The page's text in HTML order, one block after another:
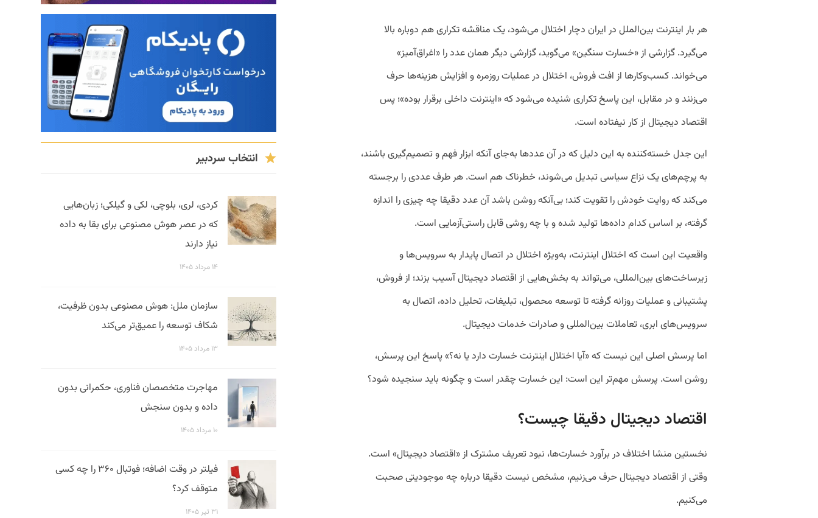
هر بار اینترنت بین‌الملل در ایران دچار اختلال می‌شود، یک مناقشه تکراری هم دوباره بالا
می‌گیرد. گزارشی از «خسارت سنگین» می‌گوید، گزارشی دیگر همان عدد را «اغراق‌آمیز»
می‌خواند. کسب‌وکارها از افت فروش، اختلال در عملیات روزمره و افزایش هزینه‌ها حرف
می‌زنند و در مقابل، این پاسخ تکراری شنیده می‌شود که «اینترنت داخلی برقرار بوده»؛ پس
اقتصاد دیجیتال از کار نیفتاده است.
این جدل خسته‌کننده به این دلیل که در آن عددها به‌جای آنکه ابزار فهم و تصمیم‌گیری باشند،
به پرچم‌های یک نزاع سیاسی تبدیل می‌شوند، خطرناک هم است. هر طرف عددی را برجسته
می‌کند که روایت خودش را تقویت کند؛ بی‌آنکه روشن باشد آن عدد دقیقا چه چیزی را اندازه
گرفته، بر اساس کدام داده‌ها تولید شده و با چه روشی قابل راستی‌آزمایی است.
واقعیت این است که اختلال اینترنت، به‌ویژه اختلال در اتصال پایدار به سرویس‌ها و
زیرساخت‌های بین‌المللی، می‌تواند به بخش‌هایی از اقتصاد دیجیتال آسیب بزند؛ از فروش،
پشتیبانی و عملیات روزانه گرفته تا توسعه محصول، تبلیغات، تحلیل داده، اتصال به
سرویس‌های ابری، تعاملات بین‌المللی و صادرات خدمات دیجیتال.
اما پرسش اصلی این نیست که «آیا اختلال اینترنت خسارت دارد یا نه؟» پاسخ این پرسش،
روشن است. پرسش مهم‌تر این است: این خسارت چقدر است و چگونه باید سنجیده شود؟
اقتصاد دیجیتال دقیقا چیست؟
نخستین منشا اختلاف در برآورد خسارت‌ها، نبود تعریف مشترک از «اقتصاد دیجیتال» است.
وقتی از اقتصاد دیجیتال حرف می‌زنیم، مشخص نیست دقیقا درباره چه موجودیتی صحبت
می‌کنیم.
انتخاب سردبیر
کردی، لری، بلوچی، لکی و گیلکی؛ زبان‌هایی
که در عصر هوش مصنوعی برای بقا به داده
نیاز دارند
۱۴ مرداد ۱۴۰۵
سازمان ملل: هوش مصنوعی بدون ظرفیت،
شکاف توسعه را عمیق‌تر می‌کند
۱۳ مرداد ۱۴۰۵
مهاجرت متخصصان فناوری، حکمرانی بدون
داده و بدون سنجش
۱۰ مرداد ۱۴۰۵
فیلتر در وقت اضافه؛ فوتبال ۳۶۰ را چه کسی
متوقف کرد؟
۳۱ تیر ۱۴۰۵